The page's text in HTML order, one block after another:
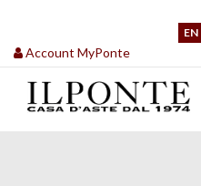
EN
Account MyPonte